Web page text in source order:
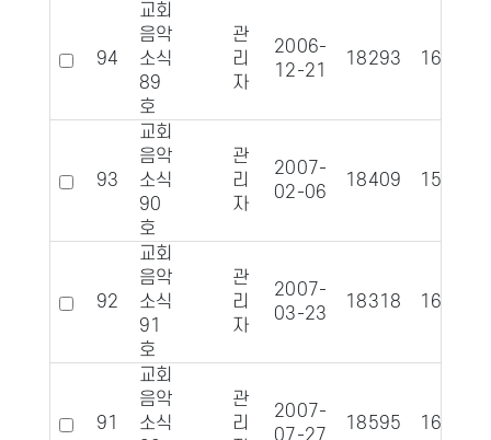
94
교회
음악
소식
89
호
관
리
자
2006-
12-21
18293 1640
93
교회
음악
소식
90
호
관
리
자
2007-
02-06
18409 1587
92
교회
음악
소식
91
호
관
리
자
2007-
03-23
18318 1632
91
교회
음악
소식
관
리
2007-
07-27
18595 1616